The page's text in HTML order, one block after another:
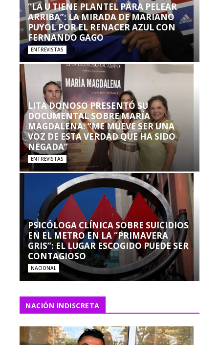
“LA U TIENE PLANTEL PARA PELEAR
ARRIBA”: LA MIRADA DE MARIANO
PUYOL POR EL RENACER AZUL CON
FERNANDO GAGO
ENTREVISTAS
LITA DONOSO PRESENTÓ SU
DOCUMENTAL SOBRE MARÍA
MAGDALENA: “ME MUEVE SER UNA
VOZ DE ESTA VERDAD QUE HA SIDO
NEGADA”
ENTREVISTAS
PSICÓLOGA CLÍNICA SOBRE SUICIDIOS
EN EL METRO EN LA “PRIMAVERA
GRIS”: EL LUGAR ESCOGIDO PUEDE SER
CONTAGIOSO
NACIONAL
NACIÓN INDISCRETA